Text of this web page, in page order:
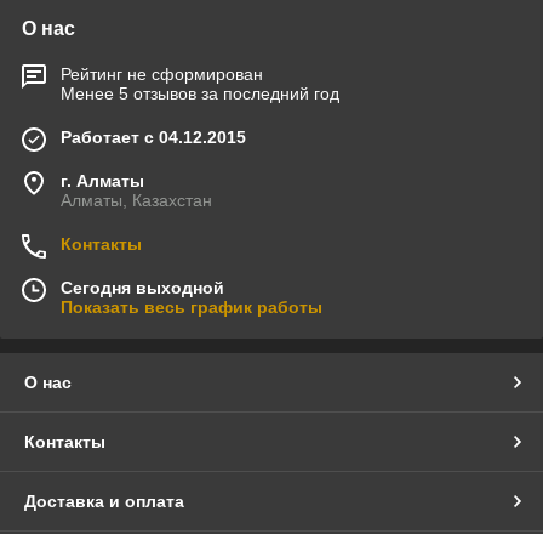
О нас
Рейтинг не сформирован
Менее 5 отзывов за последний год
Работает с 04.12.2015
г. Алматы
Алматы, Казахстан
Контакты
Сегодня выходной
Показать весь график работы
О нас
Контакты
Доставка и оплата